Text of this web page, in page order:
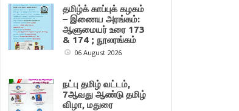
தமிழ்க் காப்புக் கழகம்
– இணைய அரங்கம்:
ஆளுமையர் உரை 173
& 174 ; நூலரங்கம்
06 August 2026
நட்பு தமிழ் வட்டம்,
7ஆவது ஆண்டு தமிழ்
விழா, மதுரை